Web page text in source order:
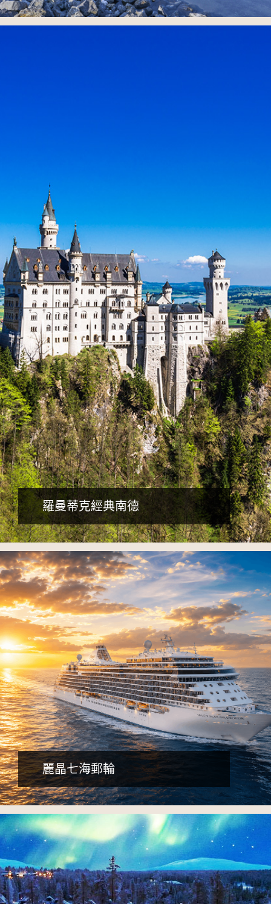
羅曼蒂克經典南德
詳細行程
麗晶七海郵輪
詳細行程
早鳥減5千，含小費、送網卡
詳細行程